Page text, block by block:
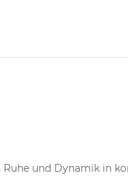
Ruhe und Dynamik in